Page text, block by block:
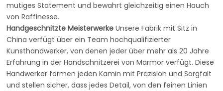
mutiges Statement und bewahrt gleichzeitig einen Hauch
von Raffinesse.
Handgeschnitzte MeisterwerkeUnsere Fabrik mit Sitz in
China verfügt über ein Team hochqualifizierter
Kunsthandwerker, von denen jeder über mehr als 20 Jahre
Erfahrung in der Handschnitzerei von Marmor verfügt. Diese
Handwerker formen jeden Kamin mit Präzision und Sorgfalt
und stellen sicher, dass jedes Detail, von den feinen Linien